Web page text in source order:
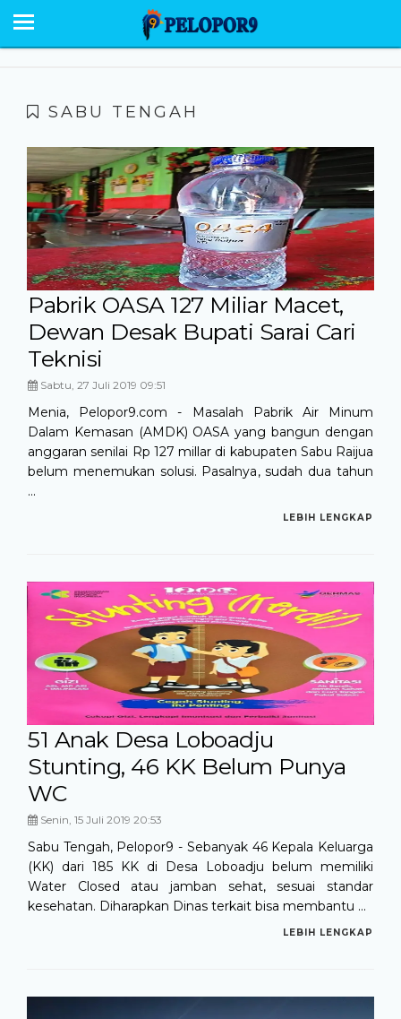
BERANDA
EKONOMI POLITIK
OPINI
HUMANIORA
HUKUM KRIMINAL
GALERI
SABU TENGAH
Pabrik OASA 127 Miliar Macet,
Dewan Desak Bupati Sarai Cari
Teknisi
Sabtu, 27 Juli 2019 09:51
Menia, Pelopor9.com - Masalah Pabrik Air Minum
Dalam Kemasan (AMDK) OASA yang bangun dengan
anggaran senilai Rp 127 millar di kabupaten Sabu Raijua
belum menemukan solusi. Pasalnya, sudah dua tahun
...
LEBIH LENGKAP
51 Anak Desa Loboadju
Stunting, 46 KK Belum Punya
WC
Senin, 15 Juli 2019 20:53
Sabu Tengah, Pelopor9 - Sebanyak 46 Kepala Keluarga
(KK) dari 185 KK di Desa Loboadju belum memiliki
Water Closed atau jamban sehat, sesuai standar
kesehatan. Diharapkan Dinas terkait bisa membantu ...
LEBIH LENGKAP